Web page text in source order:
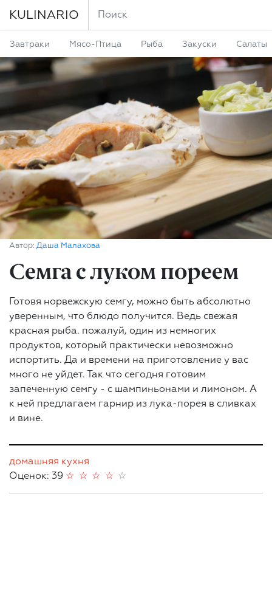
KULINARIO
Завтраки Мясо-Птица Рыба Закуски Салаты
Автор: Даша Малахова
Семга с луком пореем
Готовя норвежскую семгу, можно быть абсолютно
уверенным, что блюдо получится. Ведь свежая
красная рыба. пожалуй, один из немногих
продуктов, который практически невозможно
испортить. Да и времени на приготовление у вас
много не уйдет. Так что сегодня готовим
запеченную семгу - с шампиньонами и лимоном. А
к ней предлагаем гарнир из лука-порея в сливках
и вине.
домашняя кухня
Оценок: 39
☆
☆
☆
☆
☆